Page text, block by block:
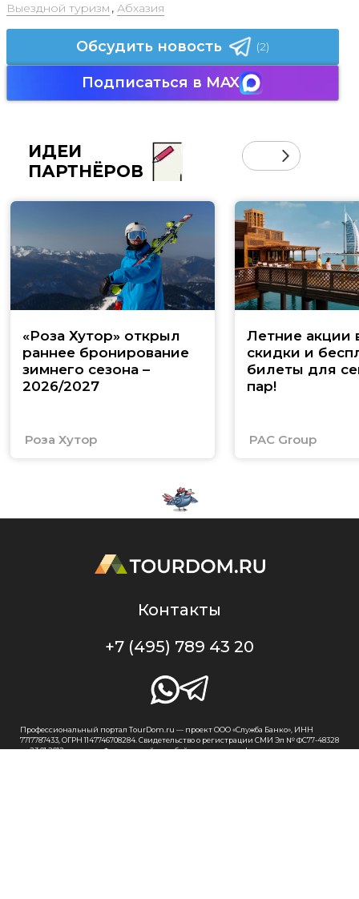
Выездной туризм , Абхазия
Обсудить новость (2)
Подписаться в MAX
ИДЕИ
ПАРТНЁРОВ
«Роза Хутор» открыл
раннее бронирование
зимнего сезона –
2026/2027
Роза Хутор
Летние акции
скидки и
билеты для
пар!
PAC Group
Контакты
+7 (495) 789 43 20
Профессиональный портал TourDom.ru — проект ООО «Служба Банко», ИНН
7717787433, ОГРН 1147746708284. Свидетельство о регистрации СМИ Эл № ФС77-48328
от 23.01.2012 г. выдано Федеральной службой по надзору в сфере связи,